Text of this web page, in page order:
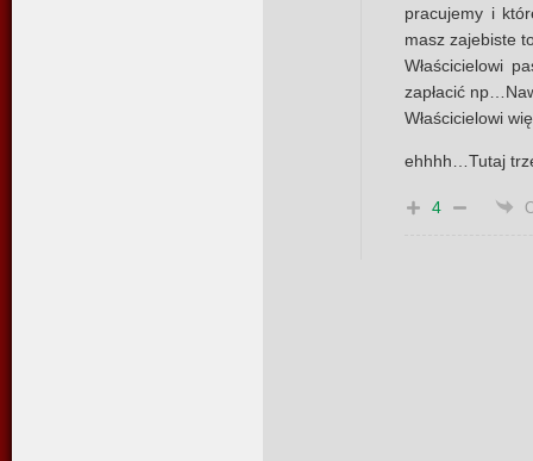
pracujemy i
masz zajebiste
Właścicielowi
zapłacić
Właścicielowi
ehhhh…Tutaj
4